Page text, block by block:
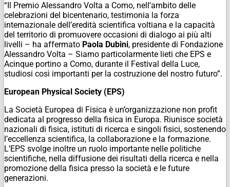
“Il Premio Alessandro Volta a Como, nell’ambito delle
celebrazioni del bicentenario, testimonia la forza
internazionale dell’eredità scientifica voltiana e la capacità
del territorio di promuovere occasioni di dialogo ai più alti
livelli – ha affermato Paola Dubini, presidente di Fondazione
Alessandro Volta – Siamo particolarmente lieti che EPS e
Acinque portino a Como, durante il Festival della Luce,
studiosi così importanti per la costruzione del nostro futuro”.
European Physical Society (EPS)
La Società Europea di Fisica è un’organizzazione non profit
dedicata al progresso della fisica in Europa. Riunisce società
nazionali di fisica, istituti di ricerca e singoli fisici, sostenendo
l’eccellenza scientifica, la collaborazione e la formazione.
L’EPS svolge inoltre un ruolo importante nelle politiche
scientifiche, nella diffusione dei risultati della ricerca e nella
promozione della fisica presso la società e le future
generazioni.